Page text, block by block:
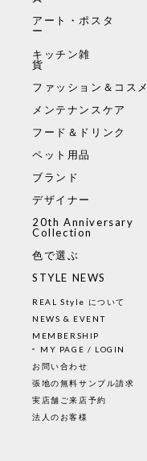
アート・ポスタ
ー
キッチン雑
貨
ファッション＆コスメ
メンテナンスケア
フード＆ドリンク
ペット用品
ブランド
デザイナー
20th Anniversary
Collection
色で選ぶ
STYLE NEWS
REAL Style について
NEWS & EVENT
MEMBERSHIP
MY PAGE / LOGIN
お問い合わせ
張地の無料サンプル請求
実店舗ご来店予約
法人のお客様